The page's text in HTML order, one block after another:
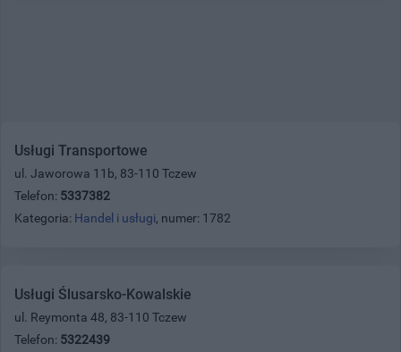
Usługi Transportowe
ul. Jaworowa 11b, 83-110 Tczew
Telefon: 5337382
Kategoria: Handel i usługi, numer: 1782
Usługi Ślusarsko-Kowalskie
ul. Reymonta 48, 83-110 Tczew
Telefon: 5322439